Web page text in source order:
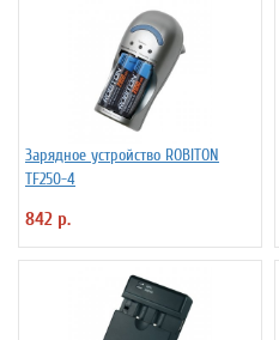
Зарядное устройство ROBITON
TF250-4
842 р.